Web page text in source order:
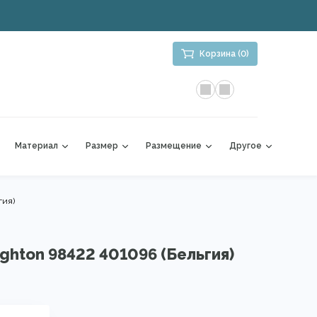
Корзина (0)
Материал Размер Размещение Другое
98422 401096 (Бельгия)